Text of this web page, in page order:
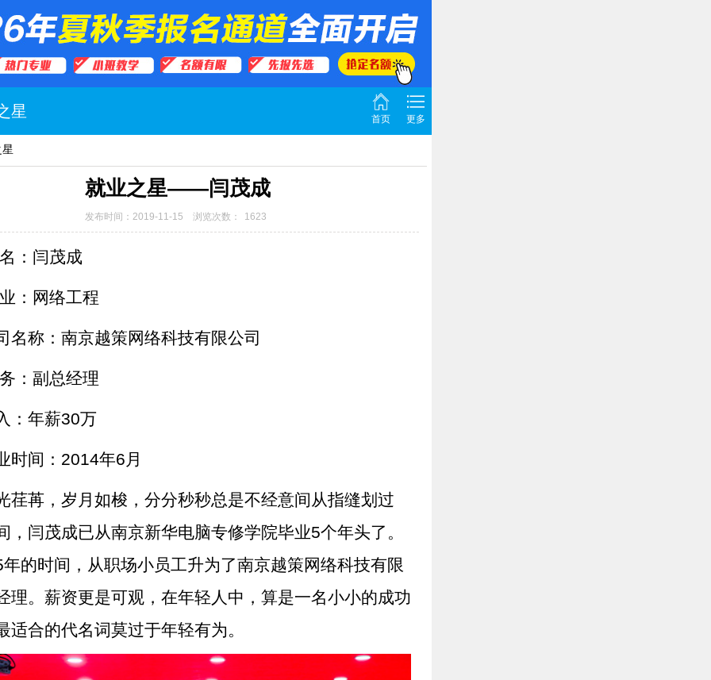
星 首页 更多
就业之星——闫茂成
发布时间：2019-11-15 浏览次数： 1623
：闫茂成
：网络工程
名称：南京越策网络科技有限公司
：副总经理
：年薪30万
时间：2014年6月
荏苒，岁月如梭，分分秒秒总是不经意间从指缝划过
，闫茂成已从南京新华电脑专修学院毕业5个年头了。
的时间，从职场小员工升为了南京越策网络科技有限
理。薪资更是可观，在年轻人中，算是一名小小的成功
适合的代名词莫过于年轻有为。